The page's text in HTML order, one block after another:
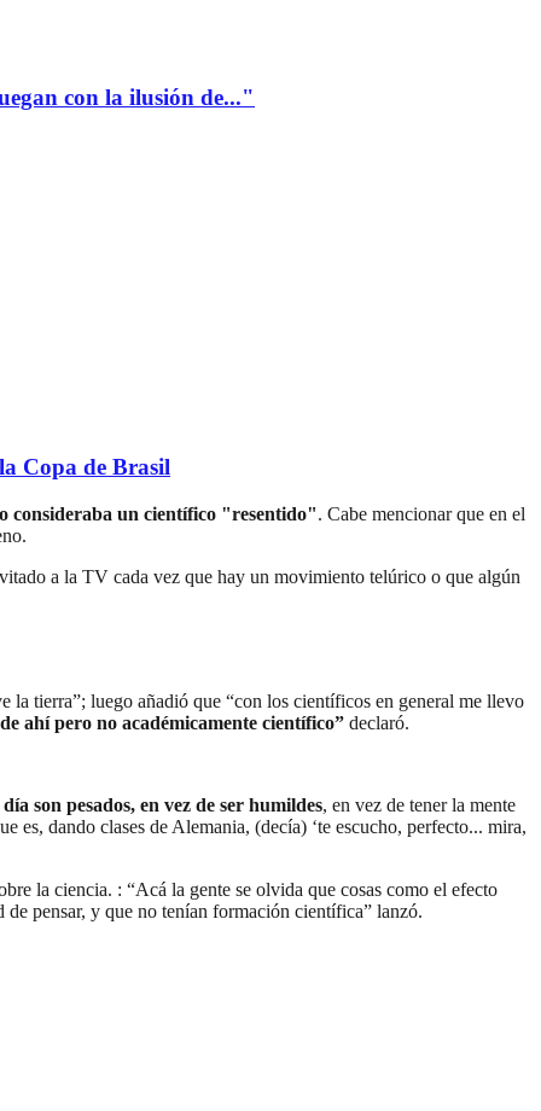
con la ilusión de..."
Copa de Brasil
consideraba un científico "resentido". Cabe mencionar que en el
a la TV cada vez que hay un movimiento telúrico o que algún
la tierra”; luego añadió que “con los científicos en general me llevo
ahí pero no académicamente científico” declaró.
son pesados, en vez de ser humildes, en vez de tener la mente
dando clases de Alemania, (decía) ‘te escucho, perfecto... mira,
la ciencia. : “Acá la gente se olvida que cosas como el efecto
pensar, y que no tenían formación científica” lanzó.